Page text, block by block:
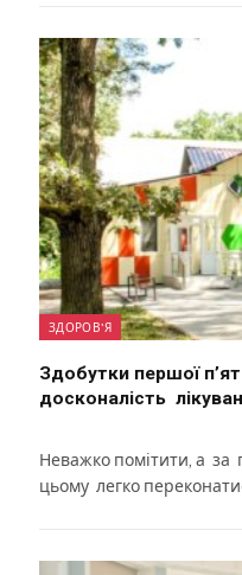
ЗДОРОВ'Я
Здобутки першої
досконалість
Неважко помітити, а за
цьому легко